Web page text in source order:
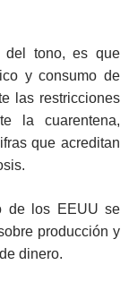
del tono, es que
y consumo de
las restricciones
la cuarentena,
que acreditan
de los EEUU se
producción y
dinero.